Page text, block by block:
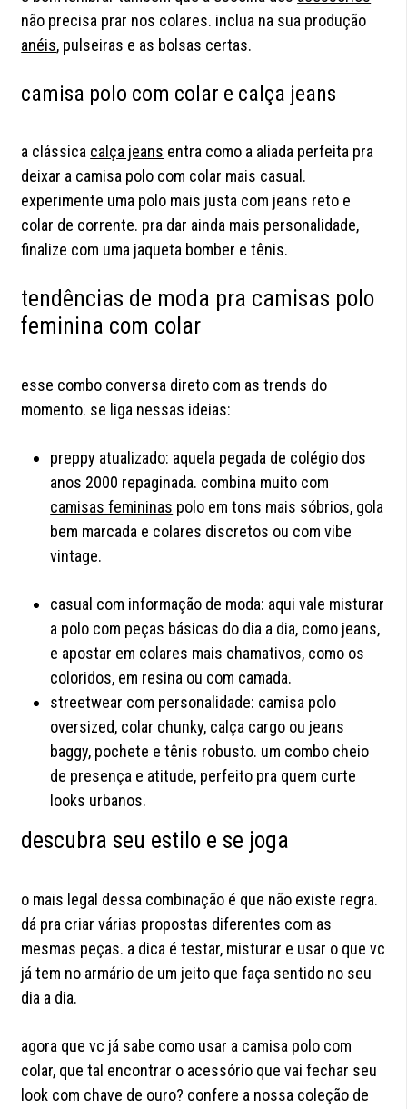
não precisa prar nos colares. inclua na sua produção
anéis, pulseiras e as bolsas certas.
camisa polo com colar e calça jeans
a clássica calça jeans entra como a aliada perfeita pra
deixar a camisa polo com colar mais casual.
experimente uma polo mais justa com jeans reto e
colar de corrente. pra dar ainda mais personalidade,
finalize com uma jaqueta bomber e tênis.
tendências de moda pra camisas polo
feminina com colar
esse combo conversa direto com as trends do
momento. se liga nessas ideias:
preppy atualizado: aquela pegada de colégio dos
anos 2000 repaginada. combina muito com
camisas femininas polo em tons mais sóbrios, gola
bem marcada e colares discretos ou com vibe
vintage.
casual com informação de moda: aqui vale misturar
a polo com peças básicas do dia a dia, como jeans,
e apostar em colares mais chamativos, como os
coloridos, em resina ou com camada.
streetwear com personalidade: camisa polo
oversized, colar chunky, calça cargo ou jeans
baggy, pochete e tênis robusto. um combo cheio
de presença e atitude, perfeito pra quem curte
looks urbanos.
descubra seu estilo e se joga
o mais legal dessa combinação é que não existe regra.
dá pra criar várias propostas diferentes com as
mesmas peças. a dica é testar, misturar e usar o que vc
já tem no armário de um jeito que faça sentido no seu
dia a dia.
agora que vc já sabe como usar a camisa polo com
colar, que tal encontrar o acessório que vai fechar seu
look com chave de ouro? confere a nossa coleção de